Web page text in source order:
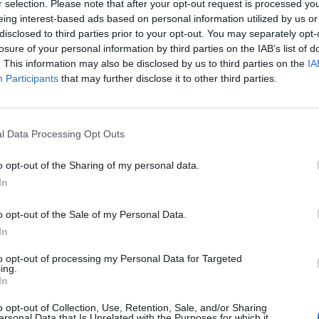
selection. Please note that after your opt-out request is processed
interest-based ads based on personal information utilized by us
to third parties prior to your opt-out. You may separately
of your personal information by third parties on the IAB’s list of
This information may also be disclosed by us to third parties on the
Participants that may further disclose it to other third parties.
Data Processing Opt Outs
opt-out of the Sharing of my personal data.
opt-out of the Sale of my Personal Data.
opt-out of processing my Personal Data for Targeted
opt-out of Collection, Use, Retention, Sale, and/or Sharing
(2899),
(1859),
(1231),
(1215),
(862),